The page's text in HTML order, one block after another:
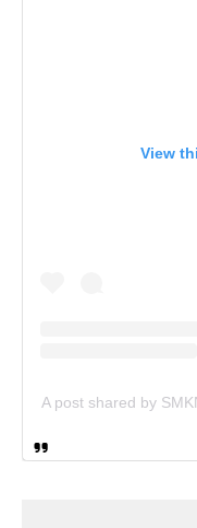
View
A post shared by